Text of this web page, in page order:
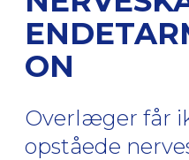
ON
Overlæger får
opståede